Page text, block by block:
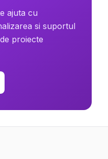
ajuta cu
si suportul
proiecte